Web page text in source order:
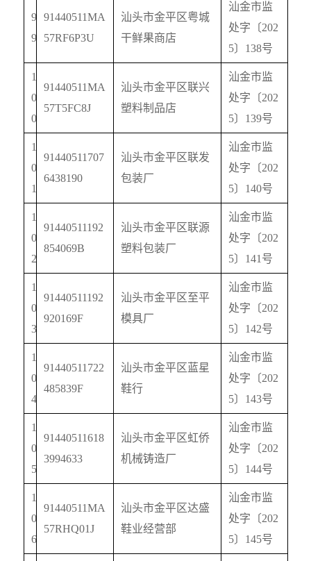
9
9
91440511MA
57RF6P3U
汕头市金平区粤城
干鲜果商店
汕金市监
处字〔202
5〕 138号
1
0
0
91440511MA
57T5FC8J
汕头市金平区联兴
塑料制品店
汕金市监
处字〔202
5〕 139号
1
0
1
91440511707
6438190
汕头市金平区联发
包装厂
汕金市监
处字〔202
5〕 140号
1
0
2
91440511192
854069B
汕头市金平区联源
塑料包装厂
汕金市监
处字〔202
5〕 141 号
1
0
3
91440511192
920169F
汕头市金平区至平
模具厂
汕金市监
处字〔202
5〕 142号
1
0
4
91440511722
485839F
汕头市金平区蓝星
鞋行
汕金市监
处字〔202
5〕 143号
1
0
5
91440511618
3994633
汕头市金平区虹侨
机械铸造厂
汕金市监
处字〔202
5〕 144号
1
0
6
91440511MA
57RHQ01J
汕头市金平区达盛
鞋业经营部
汕金市监
处字〔202
5〕 145号